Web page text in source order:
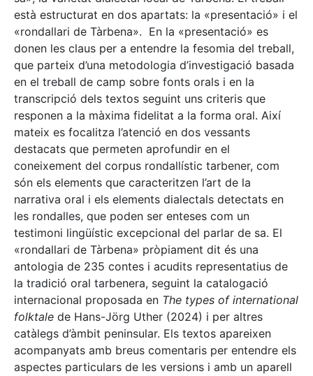
està estructurat en dos apartats: la «presentació» i el
«rondallari de Tàrbena». En la «presentació» es
donen les claus per a entendre la fesomia del treball,
que parteix d’una metodologia d’investigació basada
en el treball de camp sobre fonts orals i en la
transcripció dels textos seguint uns criteris que
responen a la màxima fidelitat a la forma oral. Així
mateix es focalitza l’atenció en dos vessants
destacats que permeten aprofundir en el
coneixement del corpus rondallístic tarbener, com
són els elements que caracteritzen l’art de la
narrativa oral i els elements dialectals detectats en
les rondalles, que poden ser enteses com un
testimoni lingüístic excepcional del parlar de sa. El
«rondallari de Tàrbena» pròpiament dit és una
antologia de 235 contes i acudits representatius de
la tradició oral tarbenera, seguint la catalogació
internacional proposada en The types of international
folktale de Hans-Jörg Uther (2024) i per altres
catàlegs d’àmbit peninsular. Els textos apareixen
acompanyats amb breus comentaris per entendre els
aspectes particulars de les versions i amb un aparell